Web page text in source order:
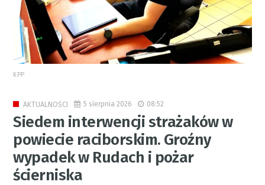
KPP
AKTUALNOŚCI 5 sierpnia 2026 08:52
Siedem interwencji strażaków w
powiecie raciborskim. Groźny
wypadek w Rudach i pożar
ścierniska